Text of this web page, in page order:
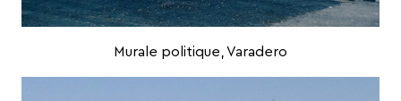
Murale politique, Varadero